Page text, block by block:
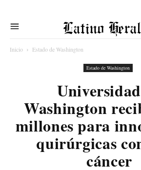
Latino
Inicio Estado de Washington
Estado de Washington
Washington
millones para
quirúrgicas
cáncer